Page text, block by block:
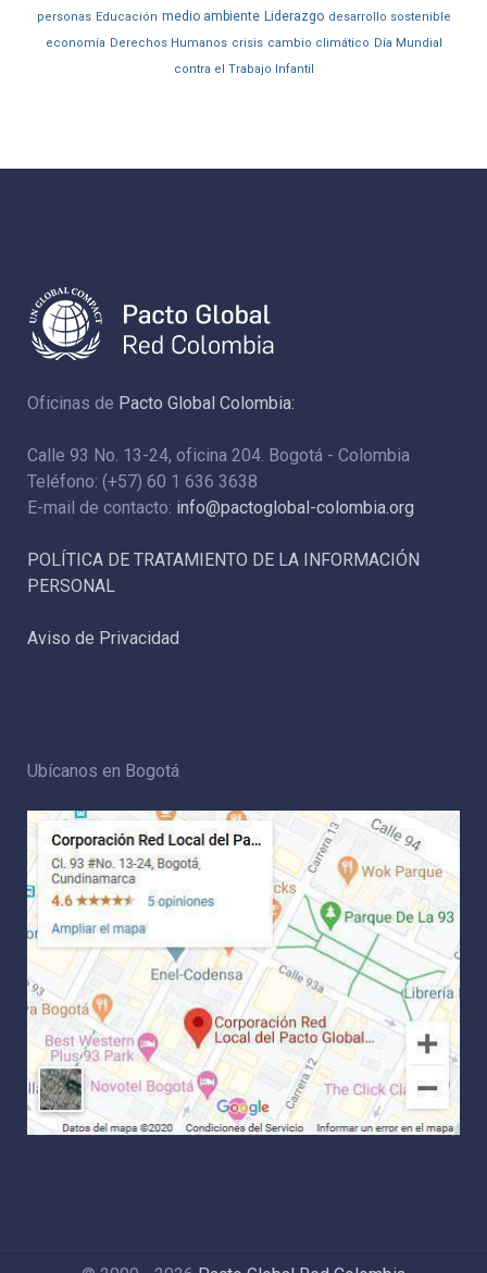
personas Educación medio ambiente Liderazgo desarrollo sostenible
economía Derechos Humanos crisis cambio climático Día Mundial
contra el Trabajo Infantil
Oficinas de Pacto Global Colombia:
Calle 93 No. 13-24, oficina 204. Bogotá - Colombia
Teléfono: (+57) 60 1 636 3638
E-mail de contacto: info@pactoglobal-colombia.org
POLÍTICA DE TRATAMIENTO DE LA INFORMACIÓN
PERSONAL
Aviso de Privacidad
Ubícanos en Bogotá